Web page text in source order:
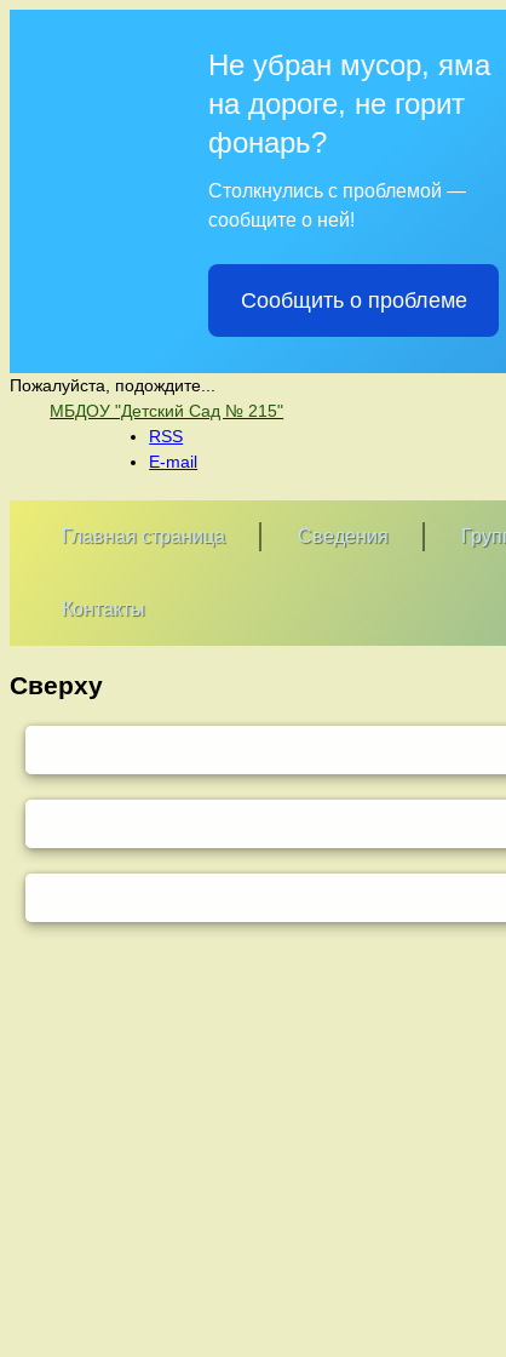
Не убран мусор, яма
на дороге, не горит
фонарь?
Столкнулись с проблемой —
сообщите о ней!
Сообщить о проблеме
Пожалуйста, подождите...
МБДОУ "Детский Сад № 215"
RSS
E-mail
Главная страница Сведения
Контакты
Сверху